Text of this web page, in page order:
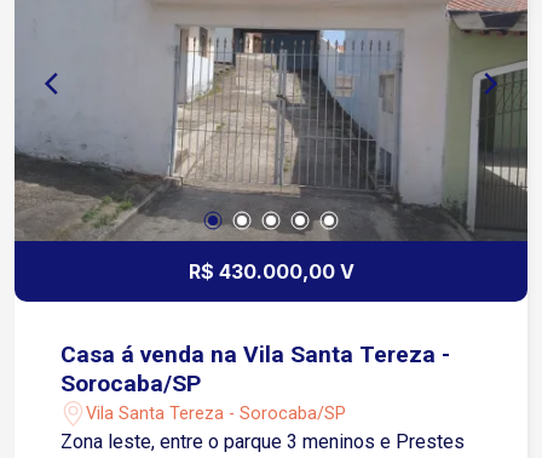
R$ 430.000,00 V
Casa á venda na Vila Santa Tereza -
Sorocaba/SP
Vila Santa Tereza - Sorocaba/SP
Zona leste, entre o parque 3 meninos e Prestes